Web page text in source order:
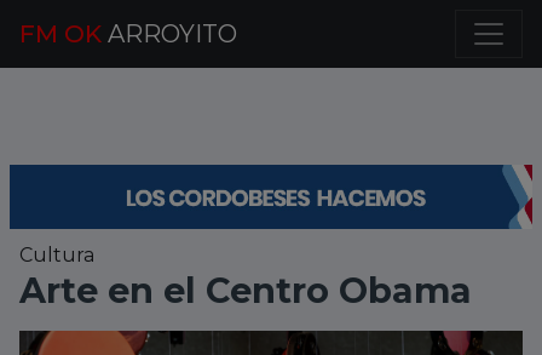
FM OK ARROYITO
Cultura
Arte en el Centro Obama